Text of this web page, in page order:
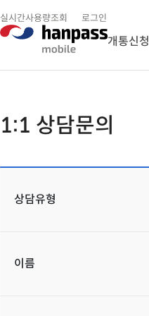
실시간사용량조회 로그인
개통신청
1:1 상담문의
상담유형
이름